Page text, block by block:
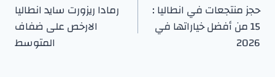
حجز منتجعات في انطاليا :
15 من أفضل خياراتها في
2026
رمادا ريزورت سايد انطاليا
الارخص على ضفاف
المتوسط